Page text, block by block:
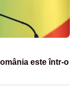
este într-o